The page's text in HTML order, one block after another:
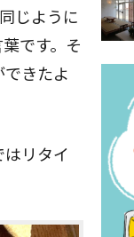
じように
です。そ
きたよ
リタイ